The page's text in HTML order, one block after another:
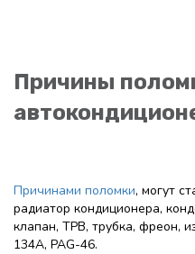
Причины
Причинами поломки, могут
радиатор кондиционера,
клапан, ТРВ, трубка, фреон,
134A, PAG-46.